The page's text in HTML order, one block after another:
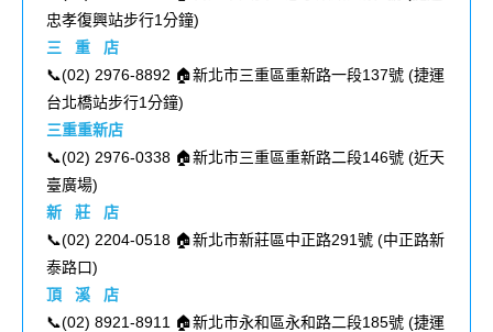
忠孝復興站步行1分鐘)
三 重 店
📞(02) 2976-8892 🏠新北市三重區重新路一段137號 (捷運
台北橋站步行1分鐘)
三重重新店
📞(02) 2976-0338 🏠新北市三重區重新路二段146號 (近天
臺廣場)
新 莊 店
📞(02) 2204-0518 🏠新北市新莊區中正路291號 (中正路新
泰路口)
頂 溪 店
📞(02) 8921-8911 🏠新北市永和區永和路二段185號 (捷運